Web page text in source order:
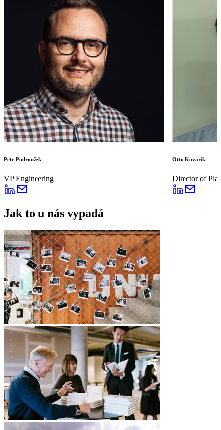
Petr Podroužek
VP Engineering
Otto Kovařík
Director of
Jak to u nás vypadá